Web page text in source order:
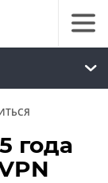
года